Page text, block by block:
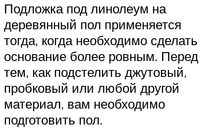
Подложка под линолеум на
деревянный пол применяется
тогда, когда необходимо сделать
основание более ровным. Перед
тем, как подстелить джутовый,
пробковый или любой другой
материал, вам необходимо
подготовить пол.